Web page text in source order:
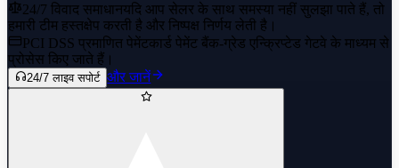
24/7 विवाद समाधानयदि आप सेलर के साथ समस्या नहीं सुलझा पाते हैं, तो
हमारी टीम हस्तक्षेप करती है और निष्पक्ष निर्णय लेती है।
PCI DSS प्रमाणित पेमेंटकार्ड पेमेंट बैंक-ग्रेड एन्क्रिप्टेड गेटवे के माध्यम से
प्रोसेस किए जाते हैं।
24/7 लाइव सपोर्ट और जानें